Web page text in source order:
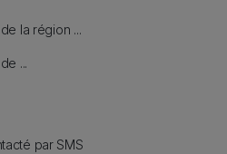
la région ...
...
par SMS